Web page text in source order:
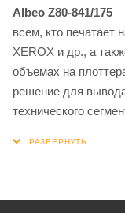
Albeo Z80-841/175 –
всем, кто печатает
XEROX и др., а
объемах на
решение для
технического